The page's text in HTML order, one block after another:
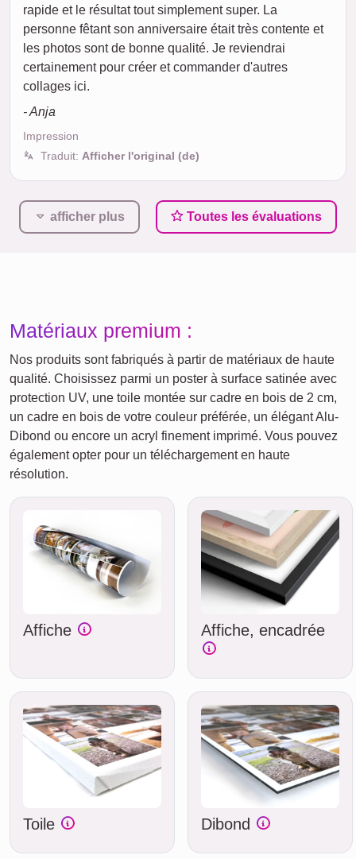
rapide et le résultat tout simplement super. La
personne fêtant son anniversaire était très contente et
les photos sont de bonne qualité. Je reviendrai
certainement pour créer et commander d'autres
collages ici.
- Anja
Impression
Traduit: Afficher l'original (de)
afficher plus Toutes les évaluations
Matériaux premium :
Nos produits sont fabriqués à partir de matériaux de haute
qualité. Choisissez parmi un poster à surface satinée avec
protection UV, une toile montée sur cadre en bois de 2 cm,
un cadre en bois de votre couleur préférée, un élégant Alu-
Dibond ou encore un acryl finement imprimé. Vous pouvez
également opter pour un téléchargement en haute
résolution.
Affiche Affiche, encadrée
Toile Dibond